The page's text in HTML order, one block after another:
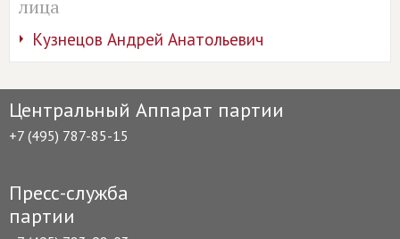
лица
Кузнецов Андрей Анатольевич
Центральный Аппарат партии
+7 (495) 787-85-15
Пресс-служба
партии